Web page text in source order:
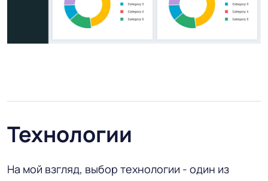
Технологии
На мой взгляд, выбор технологии - один из